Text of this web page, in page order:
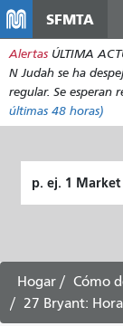
SFMTA
Alertas ÚLTIMA
N Judah se ha
regular. Se esperan
últimas 48 horas)
de
Hogar Cómo
27 Bryant: